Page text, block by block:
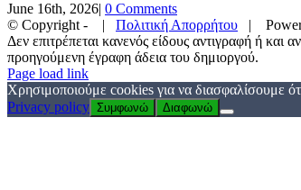
June 16th, 2026| 0 Comments
© Copyright - | Πολιτική Απορρήτου |
Δεν επιτρέπεται κανενός είδους αντιγραφή ή και
προηγούμενη έγραφη άδεια του δημιοργού.
Page load link
Χρησιμοποιούμε cookies για να διασφαλίσουμε
Privacy policy Συμφωνώ Διαφωνώ